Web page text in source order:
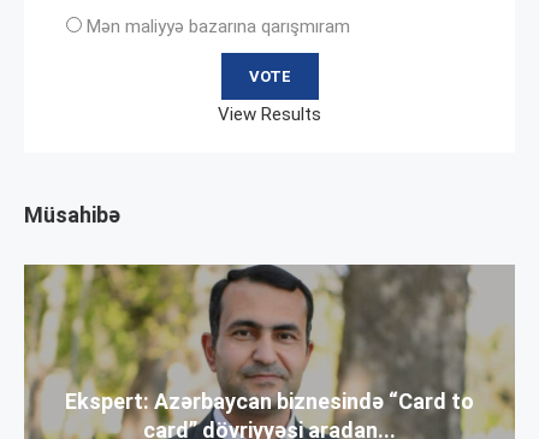
Mən maliyyə bazarına qarışmıram
View Results
Müsahibə
Ekspert: Azərbaycan biznesində “Card to
card” dövriyyəsi aradan...